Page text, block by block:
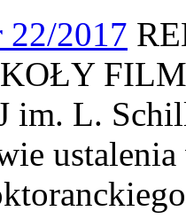
22/2017
im. L.